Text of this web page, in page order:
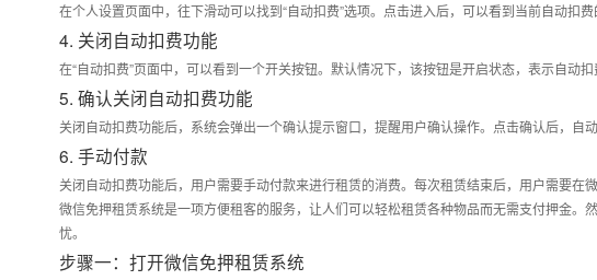
在个人设置页面中，往下滑动可以找到“自动扣费”选项。点击进入后，可以看到当前自动扣费
4. 关闭自动扣费功能
在“自动扣费”页面中，可以看到一个开关按钮。默认情况下，该按钮是开启状态，表示自动
5. 确认关闭自动扣费功能
关闭自动扣费功能后，系统会弹出一个确认提示窗口，提醒用户确认操作。点击确认后，自
6. 手动付款
关闭自动扣费功能后，用户需要手动付款来进行租赁的消费。每次租赁结束后，用户需要在
微信免押租赁系统是一项方便租客的服务，让人们可以轻松租赁各种物品而无需支付押金
忧。
步骤一：打开微信免押租赁系统